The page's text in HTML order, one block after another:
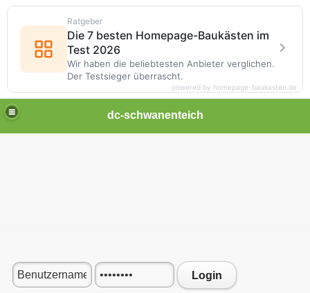
dc-schwanenteich
Login
Ratgeber
Die 7 besten Homepage-Baukästen im
Test 2026
Wir haben die beliebtesten Anbieter verglichen.
Der Testsieger überrascht.
powered by homepage-baukasten.de